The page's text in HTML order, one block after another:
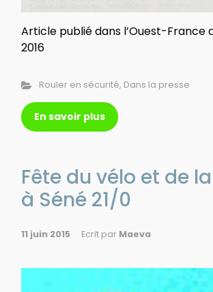
Article publié dans l’Ouest-France
2016
Rouler en sécurité, Dans la presse
En savoir plus
Fête du vélo et de
à Séné 21/0
11 juin 2015 Ecrit par Maeva